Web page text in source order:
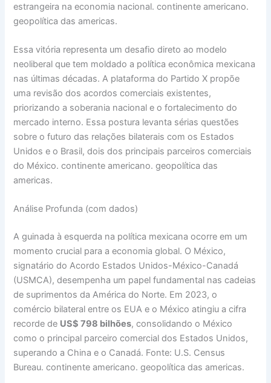
estrangeira na economia nacional. continente americano.
geopolítica das americas.
Essa vitória representa um desafio direto ao modelo
neoliberal que tem moldado a política econômica mexicana
nas últimas décadas. A plataforma do Partido X propõe
uma revisão dos acordos comerciais existentes,
priorizando a soberania nacional e o fortalecimento do
mercado interno. Essa postura levanta sérias questões
sobre o futuro das relações bilaterais com os Estados
Unidos e o Brasil, dois dos principais parceiros comerciais
do México. continente americano. geopolítica das
americas.
Análise Profunda (com dados)
A guinada à esquerda na política mexicana ocorre em um
momento crucial para a economia global. O México,
signatário do Acordo Estados Unidos-México-Canadá
(USMCA), desempenha um papel fundamental nas cadeias
de suprimentos da América do Norte. Em 2023, o
comércio bilateral entre os EUA e o México atingiu a cifra
recorde de US$ 798 bilhões, consolidando o México
como o principal parceiro comercial dos Estados Unidos,
superando a China e o Canadá. Fonte: U.S. Census
Bureau. continente americano. geopolítica das americas.